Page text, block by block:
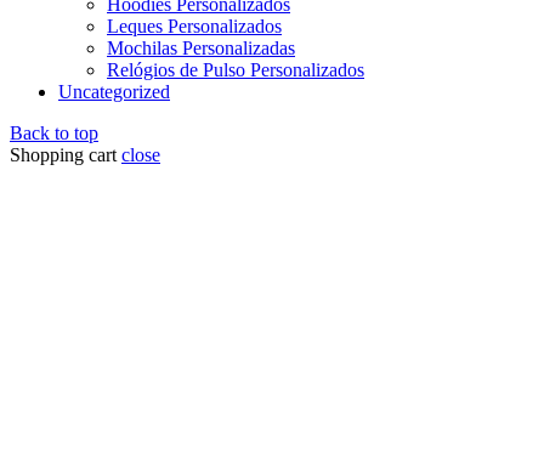
Hoodies Personalizados
Leques Personalizados
Mochilas Personalizadas
Relógios de Pulso Personalizados
Uncategorized
Back to top
Shopping cart close